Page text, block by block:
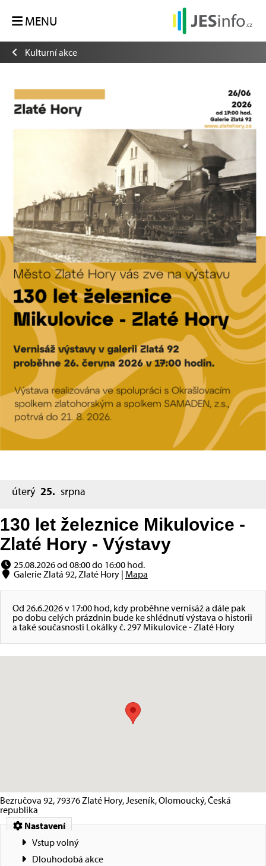
MENU
Kulturní akce
úterý 25. srpna
130 let železnice Mikulovice -
Zlaté Hory - Výstavy
25.08.2026 od 08:00 do 16:00 hod.
Galerie Zlatá 92, Zlaté Hory | Mapa
Od 26.6.2026 v 17:00 hod, kdy proběhne vernisáž a dále pak
po dobu celých prázdnin bude ke shlédnutí výstava o historii
a také současnosti Lokálky č. 297 Mikulovice - Zlaté Hory
Bezručova 92, 79376 Zlaté Hory, Jeseník, Olomoucký, Česká
republika
Nastavení
Vstup volný
Dlouhodobá akce